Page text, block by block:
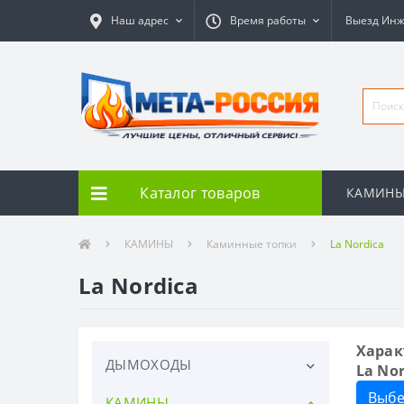
Наш адрес Время работы Выезд
Каталог товаров КАМИНЫ
КАМИНЫ Каминные топки La Nordica
La Nordica
ДЫМОХОДЫ
La